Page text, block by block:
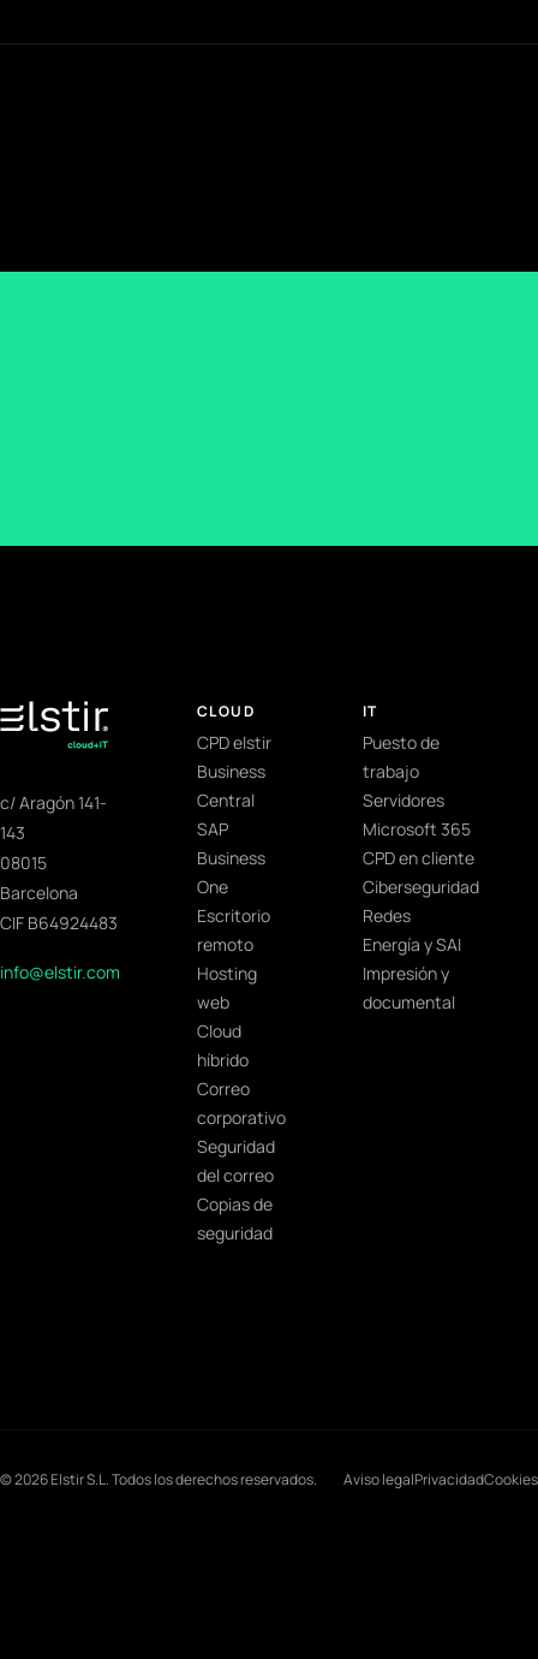
c/ Aragón 141-
143
08015
Barcelona
CIF B64924483
info@elstir.com
CLOUD
CPD elstir
Business
Central
SAP
Business
One
Escritorio
remoto
Hosting
web
Cloud
híbrido
Correo
corporativo
Seguridad
del correo
Copias de
seguridad
IT
Puesto de
trabajo
Servidores
Microsoft 365
CPD en cliente
Ciberseguridad
Redes
Energía y SAI
Impresión y
documental
© 2026 Elstir S.L. Todos los derechos reservados. Aviso legalPrivacidadCookies